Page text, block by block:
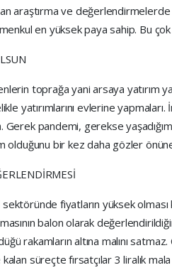
araştırma ve değerlendirmelerde
en yüksek paya sahip. Bu
toprağa yani arsaya yatırım
yatırımlarını evlerine
pandemi, gerekse
olduğunu bir kez daha gözler
fiyatların yüksek
balon olarak
rakamların altına malını
kalan süreçte fırsatçılar 3 liralık